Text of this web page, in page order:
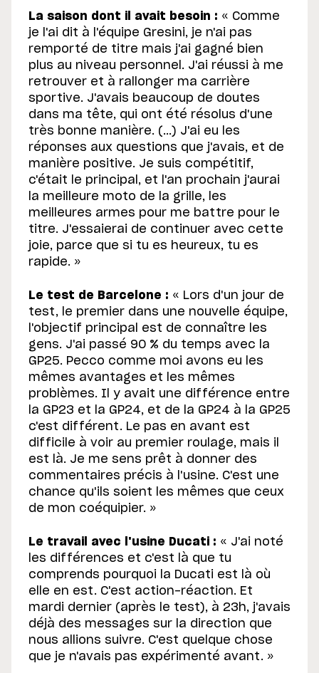
La saison dont il avait besoin : « Comme
je l'ai dit à l'équipe Gresini, je n'ai pas
remporté de titre mais j'ai gagné bien
plus au niveau personnel. J'ai réussi à me
retrouver et à rallonger ma carrière
sportive. J'avais beaucoup de doutes
dans ma tête, qui ont été résolus d'une
très bonne manière. (...) J'ai eu les
réponses aux questions que j'avais, et de
manière positive. Je suis compétitif,
c'était le principal, et l'an prochain j'aurai
la meilleure moto de la grille, les
meilleures armes pour me battre pour le
titre. J'essaierai de continuer avec cette
joie, parce que si tu es heureux, tu es
rapide. »
Le test de Barcelone : « Lors d'un jour de
test, le premier dans une nouvelle équipe,
l'objectif principal est de connaître les
gens. J'ai passé 90 % du temps avec la
GP25. Pecco comme moi avons eu les
mêmes avantages et les mêmes
problèmes. Il y avait une différence entre
la GP23 et la GP24, et de la GP24 à la GP25
c'est différent. Le pas en avant est
difficile à voir au premier roulage, mais il
est là. Je me sens prêt à donner des
commentaires précis à l'usine. C'est une
chance qu'ils soient les mêmes que ceux
de mon coéquipier. »
Le travail avec l'usine Ducati : « J'ai noté
les différences et c'est là que tu
comprends pourquoi la Ducati est là où
elle en est. C'est action-réaction. Et
mardi dernier (après le test), à 23h, j'avais
déjà des messages sur la direction que
nous allions suivre. C'est quelque chose
que je n'avais pas expérimenté avant. »